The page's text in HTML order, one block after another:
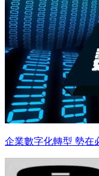
企業數字化轉型 勢在